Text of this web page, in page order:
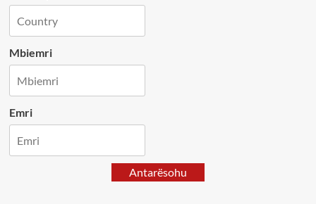
Mbiemri
Emri
Antarësohu